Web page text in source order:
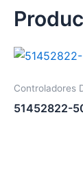
Controladores
51452822-